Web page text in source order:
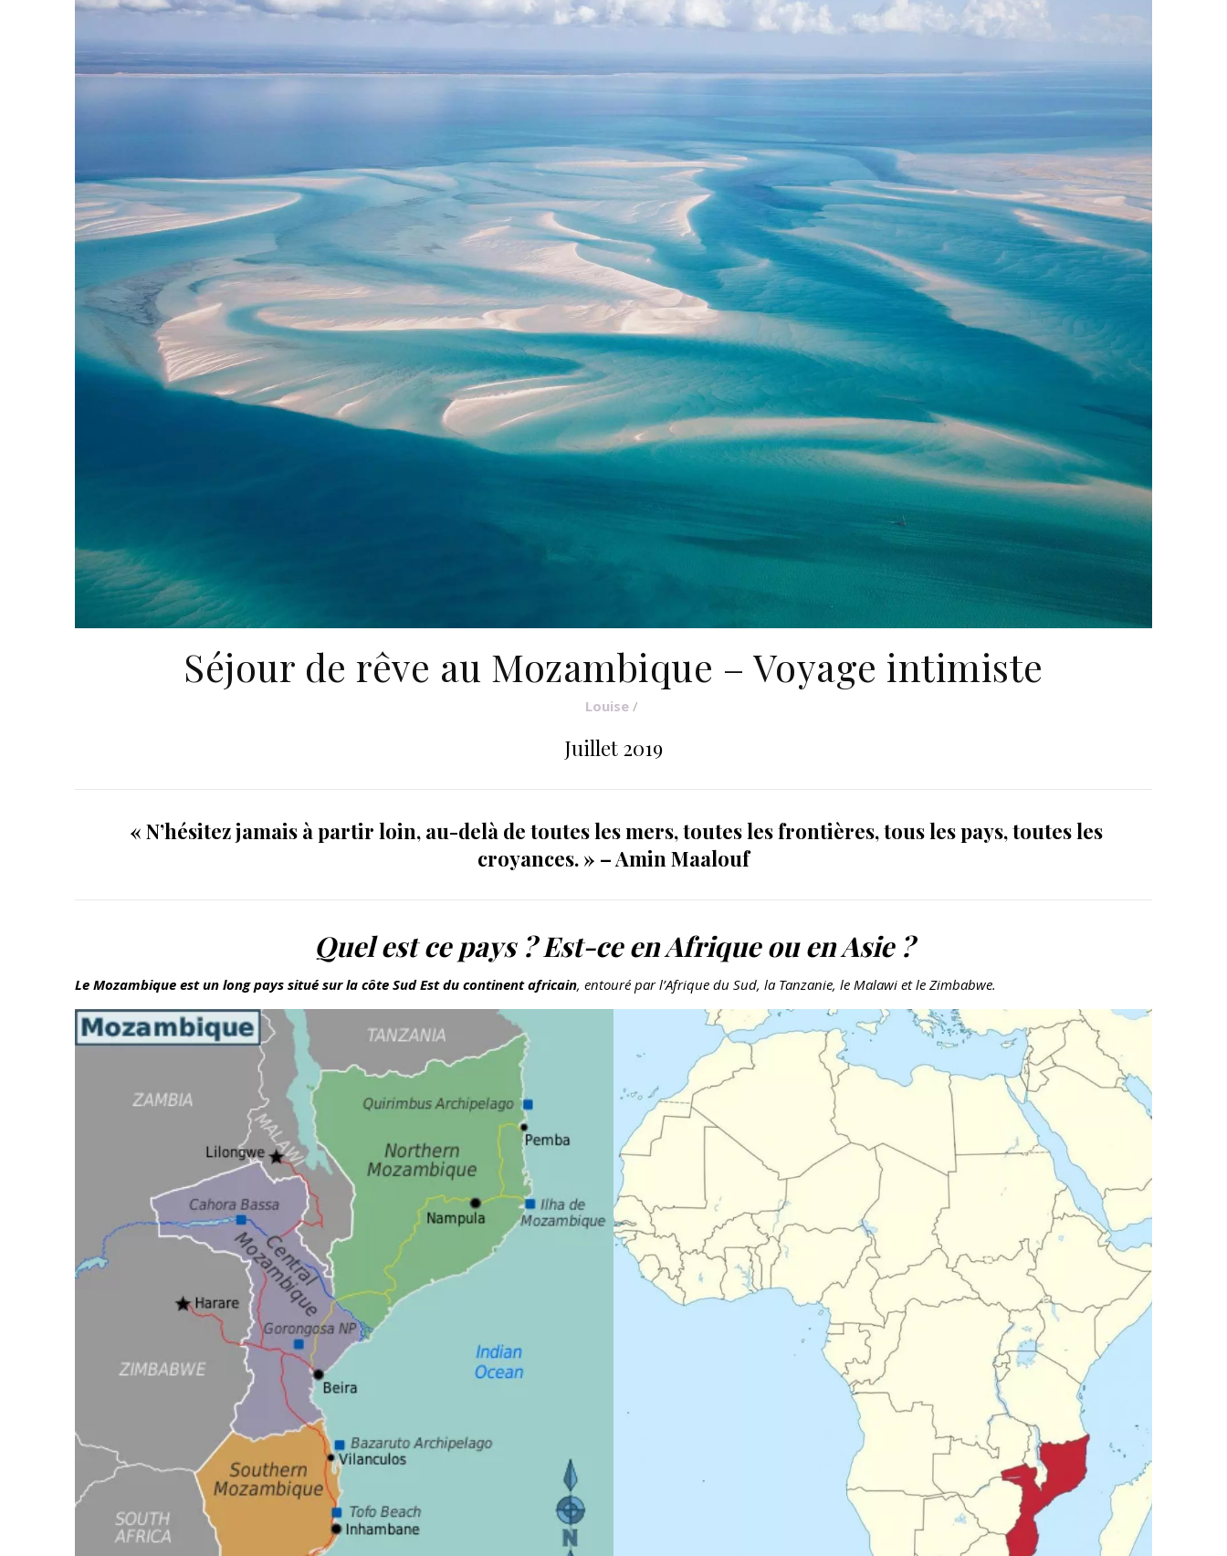
Séjour de rêve au Mozambique – Voyage intimiste
Louise /
Juillet 2019
« N’hésitez jamais à partir loin, au-delà de toutes les mers, toutes les frontières, tous les pays, toutes les
croyances. » – Amin Maalouf
Quel est ce pays ? Est-ce en Afrique ou en Asie ?
Le Mozambique est un long pays situé sur la côte Sud Est du continent africain, entouré par l’Afrique du Sud, la Tanzanie, le Malawi et le Zimbabwe.